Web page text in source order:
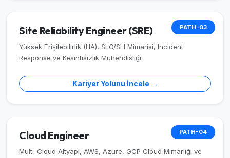
PATH-03
Site Reliability Engineer (SRE)
Yüksek Erişilebilirlik (HA), SLO/SLI Mimarisi, Incident
Response ve Kesintisizlik Mühendisliği.
Kariyer Yolunu İncele →
PATH-04
Cloud Engineer
Multi-Cloud Altyapı, AWS, Azure, GCP Cloud Mimarlığı ve